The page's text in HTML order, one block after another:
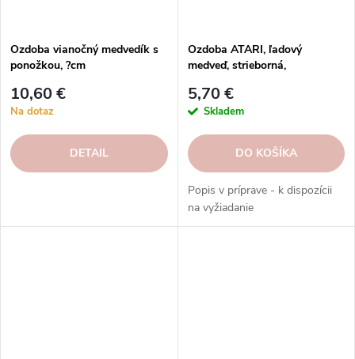
Ozdoba vianočný medvedík s
ponožkou, ?cm
10,60 €
Na dotaz
DETAIL
Ozdoba ATARI, ľadový
medveď, strieborná,
5,70 €
Skladem
DO KOŠÍKA
Popis v príprave - k dispozícii
na vyžiadanie